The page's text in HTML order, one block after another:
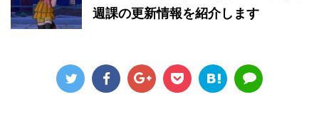
週課の更新情報を紹介します